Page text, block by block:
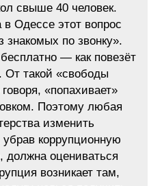
свыше 40 человек.
Одессе этот вопрос
знакомых по звонку».
— как повезёт
От такой «свободы
«попахивает»
Поэтому любая
изменить
коррупционную
оцениваться
возникает там,